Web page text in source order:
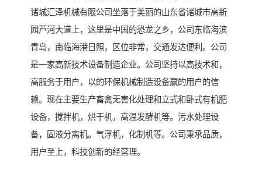
诸城汇泽机械有限公司坐落于美丽的山东省诸城市高新
园芦河大道上，这里是中国的恐龙之乡，公司东临海滨
青岛，南临海港日照，区位非常，交通发达便利。公司
是一家高新技术设备制造企业。公司坚持以高技术和，
高服务于用户，以的环保机械制造设备赢的用户的信
赖。现在主要生产畜禽无害化处理和立式和卧式有机肥
设备，搅拌机，烘干机，高温发酵机等。污水处理设
备，固液分离机。气浮机，化制机等。公司秉承品质，
用户至上，科技创新的经营理。